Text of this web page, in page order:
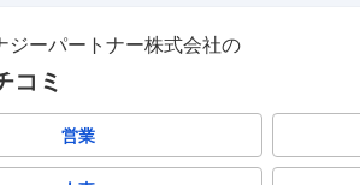
ジーパートナー株式会社の
コミ
営業